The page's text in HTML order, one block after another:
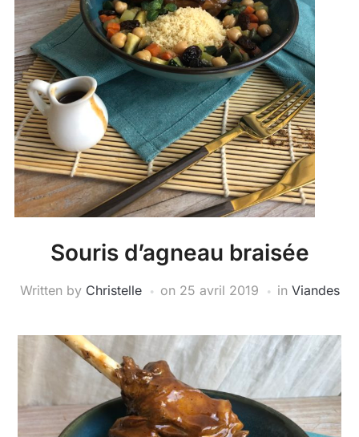
Souris d’agneau braisée
Written by Christelle on 25 avril 2019 in Viandes